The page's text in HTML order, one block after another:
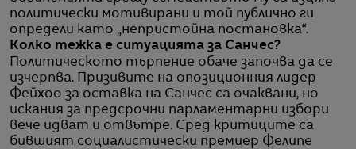
политически мотивирани и той публично ги
определи като „непристойна постановка“.
Колко тежка е ситуацията за Санчес?
Политическото търпение обаче започва да се
изчерпва. Призивите на опозиционния лидер
Фейхоо за оставка на Санчес са очаквани, но
искания за предсрочни парламентарни избори
вече идват и отвътре. Сред критиците са
бившият социалистически премиер Фелипе